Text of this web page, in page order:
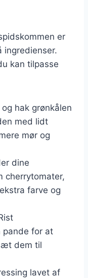
er
ingredienser.
kan tilpasse
og hak grønkålen
med lidt
mør og
dine
cherrytomater,
farve og
pande for at
dem til
lavet af